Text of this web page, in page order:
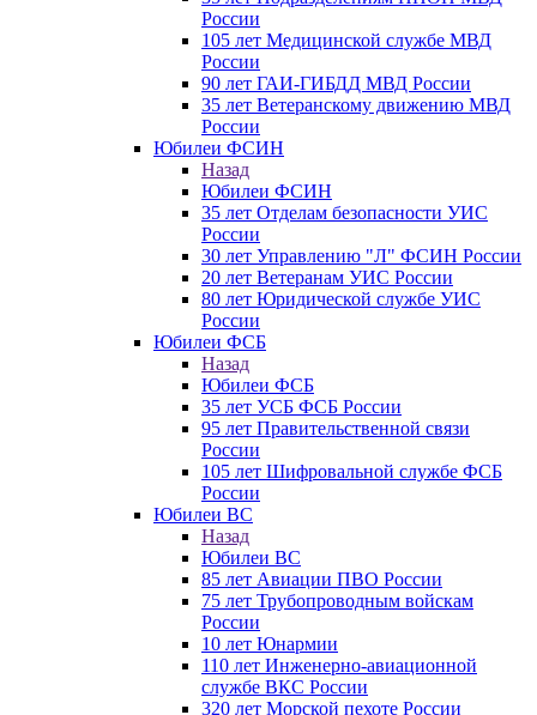
России
105 лет Медицинской службе МВД
России
90 лет ГАИ-ГИБДД МВД России
35 лет Ветеранскому движению МВД
России
Юбилеи ФСИН
Назад
Юбилеи ФСИН
35 лет Отделам безопасности УИС
России
30 лет Управлению "Л" ФСИН России
20 лет Ветеранам УИС России
80 лет Юридической службе УИС
России
Юбилеи ФСБ
Назад
Юбилеи ФСБ
35 лет УСБ ФСБ России
95 лет Правительственной связи
России
105 лет Шифровальной службе ФСБ
России
Юбилеи ВС
Назад
Юбилеи ВС
85 лет Авиации ПВО России
75 лет Трубопроводным войскам
России
10 лет Юнармии
110 лет Инженерно-авиационной
службе ВКС России
320 лет Морской пехоте России